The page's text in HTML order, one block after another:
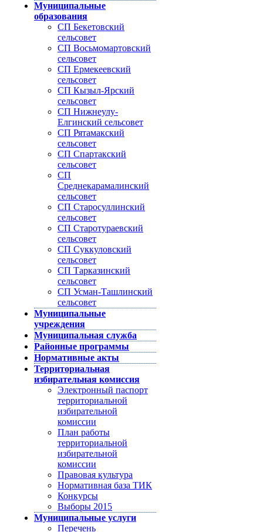
Муниципальные
образования
СП Бекетовский
сельсовет
СП Восьмомартовский
сельсовет
СП Ермекеевский
сельсовет
СП Кызыл-Ярский
сельсовет
СП Нижнеулу-
Елгинский сельсовет
СП Рятамакский
сельсовет
СП Спартакский
сельсовет
СП
Среднекарамалинский
сельсовет
СП Старосуллинский
сельсовет
СП Старотураевский
сельсовет
СП Суккуловский
сельсовет
СП Тарказинский
сельсовет
СП Усман-Ташлинский
сельсовет
Муниципальные
учреждения
Муниципальная служба
Районные программы
Нормативные акты
Территориальная
избирательная комиссия
Электронный паспорт
территориальной
избирательной
комиссии
План работы
территориальной
избирательной
комиссии
Правовая культура
Нормативная база ТИК
Конкурсы
Выборы 2015
Муниципальные услуги
Перечень